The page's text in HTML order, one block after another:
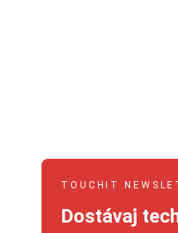
TOUCHIT
Dostávaj